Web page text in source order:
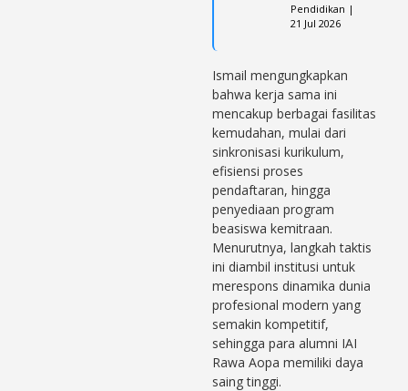
Pendidikan |
21 Jul 2026
Ismail mengungkapkan
bahwa kerja sama ini
mencakup berbagai fasilitas
kemudahan, mulai dari
sinkronisasi kurikulum,
efisiensi proses
pendaftaran, hingga
penyediaan program
beasiswa kemitraan.
Menurutnya, langkah taktis
ini diambil institusi untuk
merespons dinamika dunia
profesional modern yang
semakin kompetitif,
sehingga para alumni IAI
Rawa Aopa memiliki daya
saing tinggi.